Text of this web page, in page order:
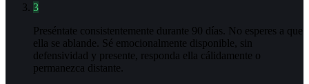
3
Preséntate consistentemente durante 90 días. No esperes a que
ella se ablande. Sé emocionalmente disponible, sin
defensividad y presente, responda ella cálidamente o
permanezca distante.